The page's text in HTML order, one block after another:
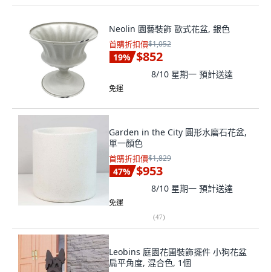
Neolin 園藝裝飾 歐式花盆, 銀色
首購折扣價$1,052
19% $852
8/10 星期一 預計送達
免運
Garden in the City 圓形水磨石花盆,
單一顏色
首購折扣價$1,829
47% $953
8/10 星期一 預計送達
免運
(47)
Leobins 庭園花圃裝飾擺件 小狗花盆
扁平角度, 混合色, 1個